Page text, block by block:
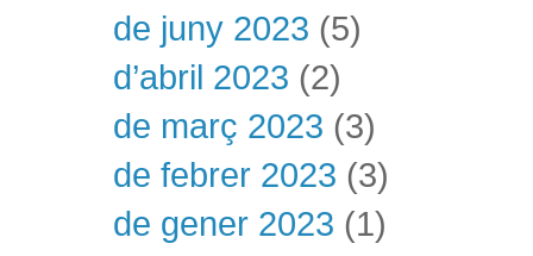
de juny 2023 (5)
d’abril 2023 (2)
de març 2023 (3)
de febrer 2023 (3)
de gener 2023 (1)